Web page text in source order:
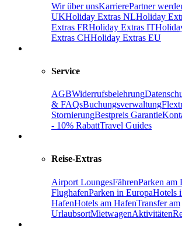
Wir über unsKarrierePartner
UKHoliday Extras NLHoliday
Extras FRHoliday Extras IT
Extras CHHoliday Extras EU
Service
AGBWiderrufsbelehrung
& FAQsBuchungsverwaltung
StornierungBestpreis Garantie
- 10% RabattTravel Guides
Reise-Extras
Airport LoungesFährenParken am
FlughafenParken in EuropaHotels
HafenHotels am HafenTransfer am
UrlaubsortMietwagenAktivitäten